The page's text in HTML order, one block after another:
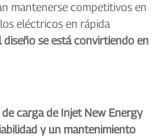
mantenerse competitivos en
eléctricos en rápida
diseño se está convirtiendo en
carga de Injet New Energy
y un mantenimiento